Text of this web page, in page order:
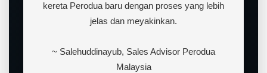
kereta Perodua baru dengan proses yang lebih
jelas dan meyakinkan.
~ Salehuddinayub, Sales Advisor Perodua
Malaysia